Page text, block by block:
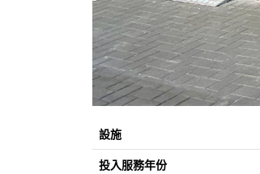
設施
投入服務年份